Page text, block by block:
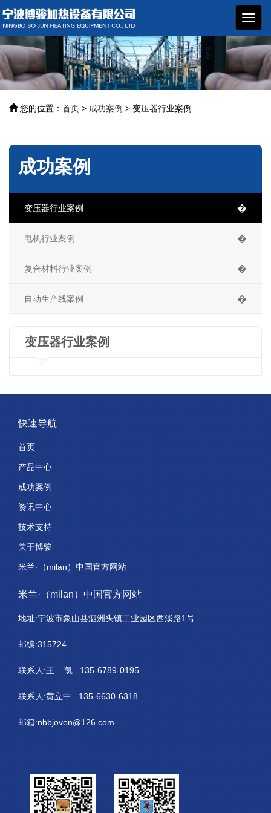
博骏
加热
设备
您的位置： 首页 > 成功案例 > 变压器行业案例
成功案例
变压器行业案例 �
电机行业案例 �
复合材料行业案例 �
自动生产线案例 �
变压器行业案例
快速导航
首页
产品中心
成功案例
资讯中心
技术支持
关于博骏
米兰·（milan）中国官方网站
米兰·（milan）中国官方网站
地址:宁波市象山县泗洲头镇工业园区西溪路1号
邮编:315724
联系人:王 凯 135-6789-0195
联系人:黄立中 135-6630-6318
邮箱:nbbjoven@126.com